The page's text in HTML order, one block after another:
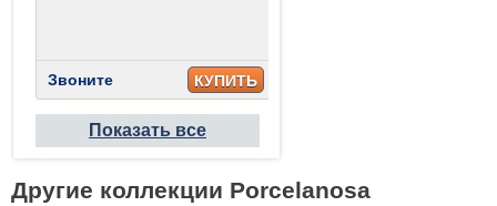
Звоните КУПИТЬ
Показать все
Другие коллекции Porcelanosa